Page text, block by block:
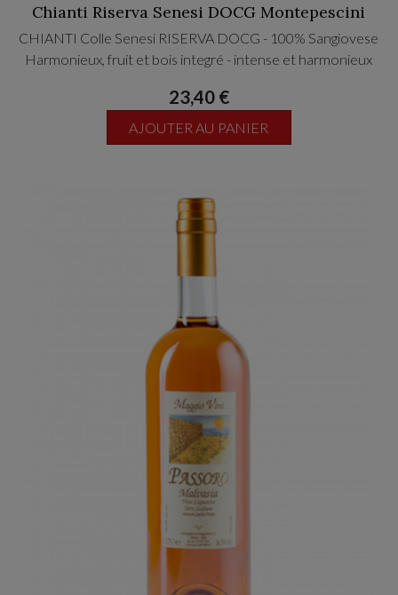
Chianti Riserva Senesi DOCG Montepescini
CHIANTI Colle Senesi RISERVA DOCG - 100% Sangiovese
Harmonieux, fruit et bois integré - intense et harmonieux
23,40 €
AJOUTER AU PANIER